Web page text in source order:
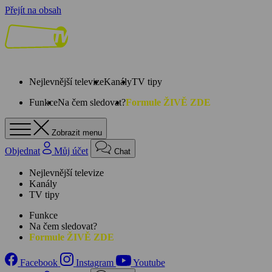
Přejít na obsah
Nejlevnější televizeKanályTV tipy
FunkceNa čem sledovat?Formule ŽIVĚ ZDE
Zobrazit menu
Objednat Můj účet Chat
Nejlevnější televize
Kanály
TV tipy
Funkce
Na čem sledovat?
Formule ŽIVĚ ZDE
Facebook Instagram
Youtube